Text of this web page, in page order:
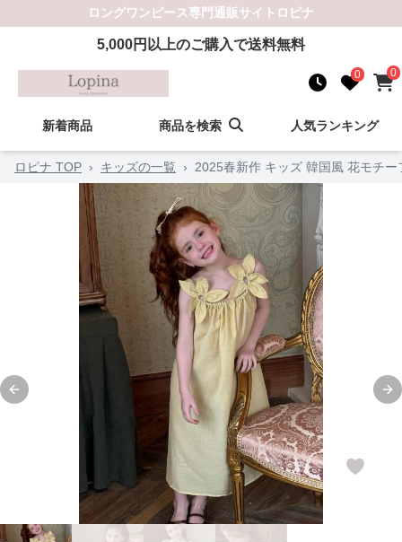
ロングワンピース専門通販サイト ロピナ
5,000円以上のご購入で送料無料
0 0
新着商品 商品を検索 人気ランキング
ロピナ TOP › キッズの一覧 › 2025春新作 キッズ 韓国風 花モチ
Previous slide